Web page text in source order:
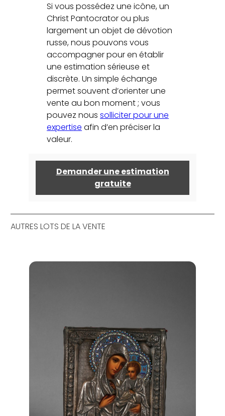
Si vous possédez une icône, un
Christ Pantocrator ou plus
largement un objet de dévotion
russe, nous pouvons vous
accompagner pour en établir
une estimation sérieuse et
discrète. Un simple échange
permet souvent d’orienter une
vente au bon moment ; vous
pouvez noussolliciter pour une
expertise afin d’en préciser la
valeur.
Demander une estimation
gratuite
AUTRES LOTS DE LA VENTE